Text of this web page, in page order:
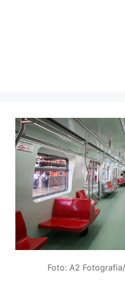
Foto: A2